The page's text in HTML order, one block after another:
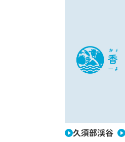
久須部渓谷